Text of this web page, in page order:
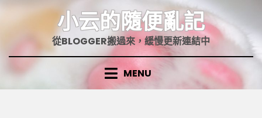
小云的隨便亂記
從BLOGGER搬過來，緩慢更新連結中
MENU